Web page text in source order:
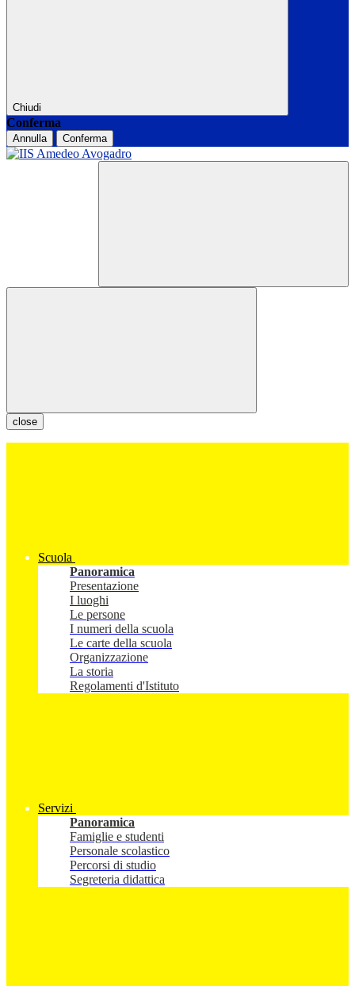
Chiudi
Conferma
Annulla Conferma
close
Scuola
Panoramica
Presentazione
I luoghi
Le persone
I numeri della scuola
Le carte della scuola
Organizzazione
La storia
Regolamenti d'Istituto
Servizi
Panoramica
Famiglie e studenti
Personale scolastico
Percorsi di studio
Segreteria didattica